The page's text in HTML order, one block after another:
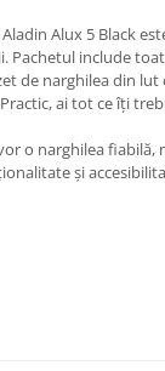
Alux 5 Black
Pachetul include
de narghilea din lut
ai tot ce îți
o narghilea
și